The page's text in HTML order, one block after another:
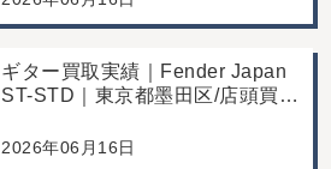
ギター買取実績｜Fender Japan
ST-STD｜東京都墨田区/店頭買
2026年06月16日